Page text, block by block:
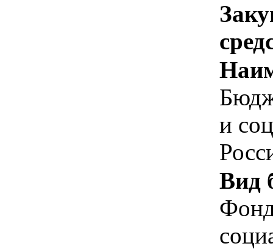
и
Вид